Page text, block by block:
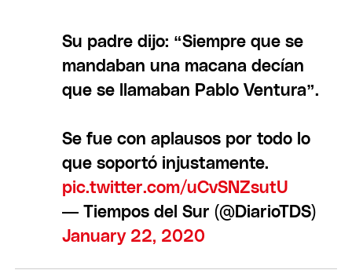
Su padre dijo: “Siempre que se
mandaban una macana decían
que se llamaban Pablo Ventura”.
Se fue con aplausos por todo lo
que soportó injustamente.
pic.twitter.com/uCvSNZsutU
— Tiempos del Sur (@DiarioTDS)
January 22, 2020